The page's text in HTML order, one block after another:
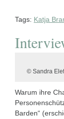
Tags: Katja
© Sandra
Warum ihre
Barden“